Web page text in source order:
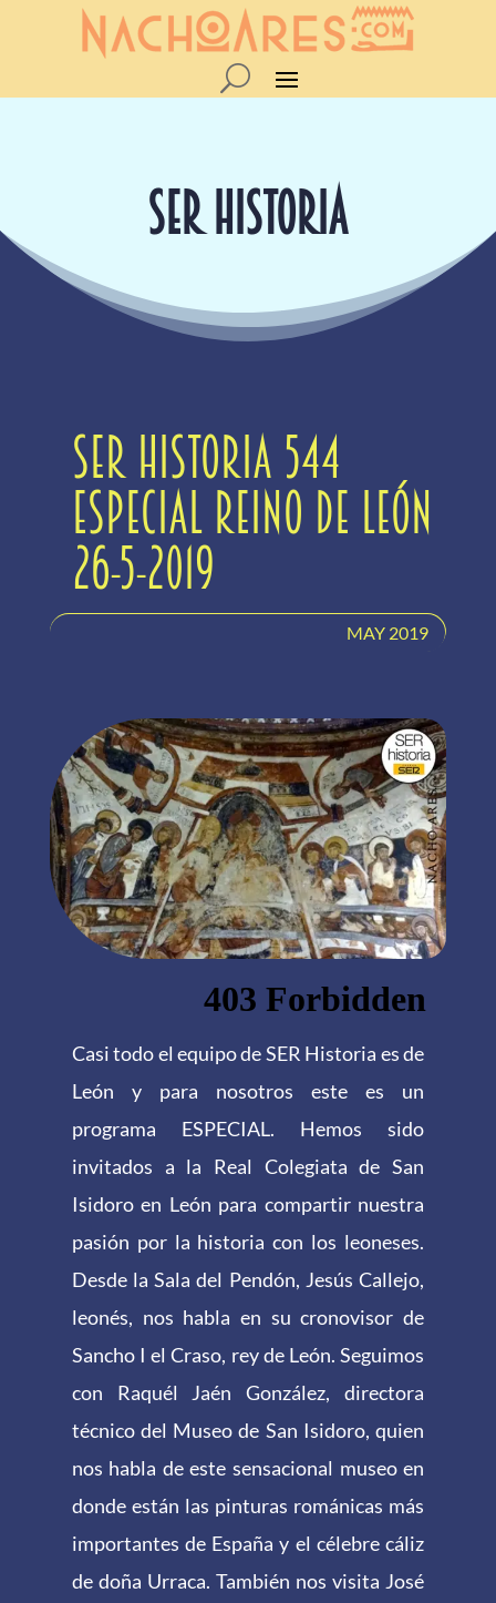
SER HISTORIA
Ser Historia 544
Especial Reino de León
26-5-2019
MAY 2019
Casi todo el equipo de SER Historia es de
León y para nosotros este es un
programa ESPECIAL. Hemos sido
invitados a la Real Colegiata de San
Isidoro en León para compartir nuestra
pasión por la historia con los leoneses.
Desde la Sala del Pendón, Jesús Callejo,
leonés, nos habla en su cronovisor de
Sancho I el Craso, rey de León. Seguimos
con Raquél Jaén González, directora
técnico del Museo de San Isidoro, quien
nos habla de este sensacional museo en
donde están las pinturas románicas más
importantes de España y el célebre cáliz
de doña Urraca. También nos visita José